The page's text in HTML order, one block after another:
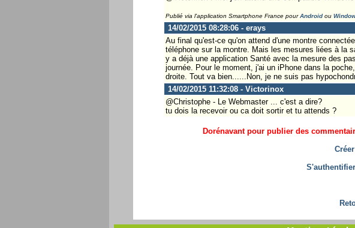
Publié via l'application Smartphone France pourAndroidou
14/02/2015 08:28:06 - erays
Au final qu'est-ce qu'on attend d'une montre
téléphone sur la montre. Mais les mesures liées à la
y a déjà une application Santé avec la mesure des
journée. Pour le moment, j'ai un iPhone dans la
droite. Tout va bien......Non, je ne suis pas
14/02/2015 11:32:08 - Victorinox
@Christophe - Le Webmaster ... c'est a dire?
tu dois la recevoir ou ca doit sortir et tu attends ?
Dorénavant pour publier des